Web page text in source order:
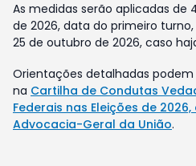
As medidas serão aplicadas de
de 2026, data do primeiro
25 de outubro de 2026, caso
Orientações detalhadas
na Cartilha de Condutas
Federais nas Eleições de
Advocacia-Geral da União.